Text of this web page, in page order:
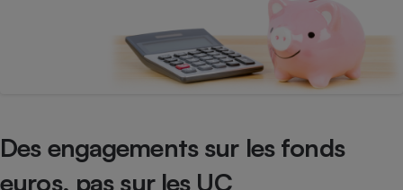
Des engagements sur les fonds
euros, pas sur les UC
Robot ménager